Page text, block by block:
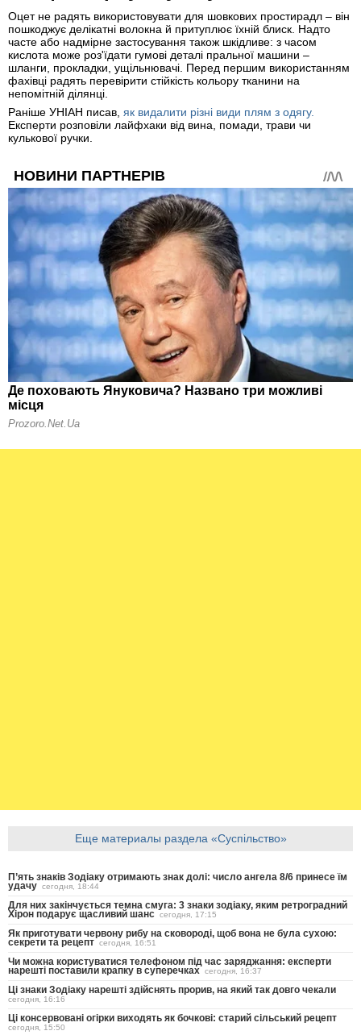
Оцет не радять використовувати для шовкових простирадл – він
пошкоджує делікатні волокна й притуплює їхній блиск. Надто
часте або надмірне застосування також шкідливе: з часом
кислота може роз'їдати гумові деталі пральної машини –
шланги, прокладки, ущільнювачі. Перед першим використанням
фахівці радять перевірити стійкість кольору тканини на
непомітній ділянці.
Раніше УНІАН писав, як видалити різні види плям з одягу.
Експерти розповіли лайфхаки від вина, помади, трави чи
кулькової ручки.
Еще материалы раздела «Суспільство»
П’ять знаків Зодіаку отримають знак долі: число ангела 8/6 принесе їм
удачу сегодня, 18:44
Для них закінчується темна смуга: 3 знаки зодіаку, яким ретроградний
Хірон подарує щасливий шанс сегодня, 17:15
Як приготувати червону рибу на сковороді, щоб вона не була сухою:
секрети та рецепт сегодня, 16:51
Чи можна користуватися телефоном під час заряджання: експерти
нарешті поставили крапку в суперечках сегодня, 16:37
Ці знаки Зодіаку нарешті здійснять прорив, на який так довго чекали
сегодня, 16:16
Ці консервовані огірки виходять як бочкові: старий сільський рецепт
сегодня, 15:50